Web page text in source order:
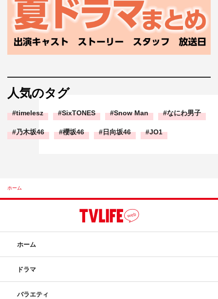
人気のタグ
timelesz SixTONES Snow Man なにわ男子
乃木坂46 櫻坂46 日向坂46 JO1
ホーム
ホーム
ドラマ
バラエティ